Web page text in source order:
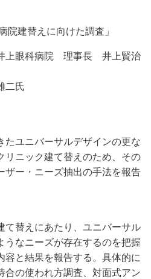
院建替えに向けた調査」
上眼科病院 理事長 井上賢治
二氏
たユニバーサルデザインの更な
リニック建て替えのため、その
ザー・ニーズ抽出の手法を報告
て替えにあたり、ユニバーサル
うなニーズが存在するのを把握
容と結果を報告する。具体的に
合の使われ方調査、対面式アン